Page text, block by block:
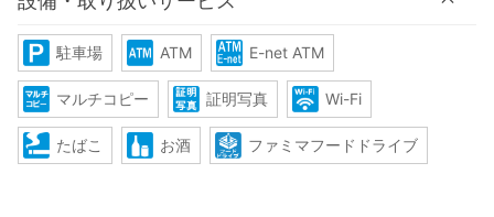
駐車場 ATM E-net ATM
マルチコピー 証明写真 Wi-Fi
たばこ お酒 ファミマフードドライブ